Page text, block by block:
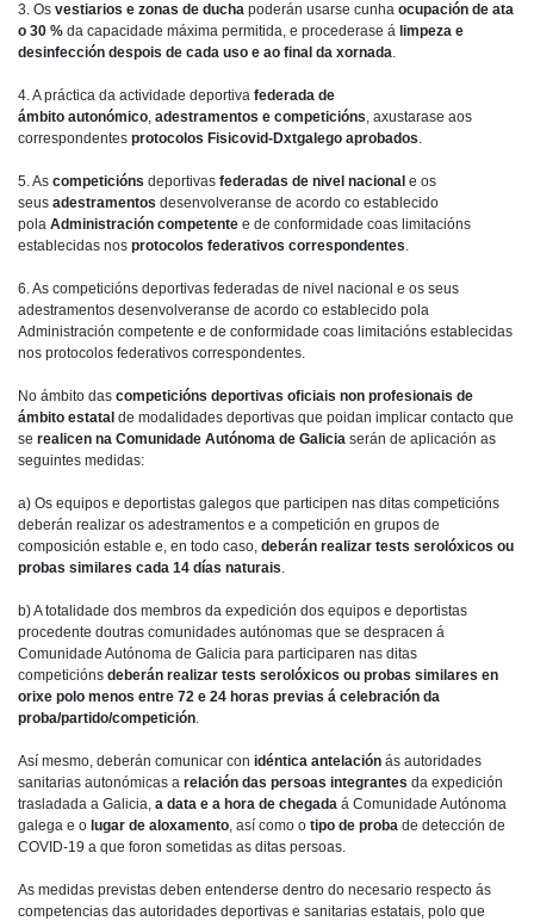
3. Os vestiarios e zonas de ducha poderán usarse cunha ocupación de ata
o 30 % da capacidade máxima permitida, e procederase á limpeza e
desinfección despois de cada uso e ao final da xornada.
4. A práctica da actividade deportiva federada de
ámbito autonómico, adestramentos e competicións, axustarase aos
correspondentes protocolos Fisicovid-Dxtgalego aprobados.
5. As competicións deportivas federadas de nivel nacional e os
seus adestramentos desenvolveranse de acordo co establecido
pola Administración competente e de conformidade coas limitacións
establecidas nos protocolos federativos correspondentes.
6. As competicións deportivas federadas de nivel nacional e os seus
adestramentos desenvolveranse de acordo co establecido pola
Administración competente e de conformidade coas limitacións establecidas
nos protocolos federativos correspondentes.
No ámbito das competicións deportivas oficiais non profesionais de
ámbito estatal de modalidades deportivas que poidan implicar contacto que
se realicen na Comunidade Autónoma de Galicia serán de aplicación as
seguintes medidas:
a) Os equipos e deportistas galegos que participen nas ditas competicións
deberán realizar os adestramentos e a competición en grupos de
composición estable e, en todo caso, deberán realizar tests serolóxicos ou
probas similares cada 14 días naturais.
b) A totalidade dos membros da expedición dos equipos e deportistas
procedente doutras comunidades autónomas que se despracen á
Comunidade Autónoma de Galicia para participaren nas ditas
competicións deberán realizar tests serolóxicos ou probas similares en
orixe polo menos entre 72 e 24 horas previas á celebración da
proba/partido/competición.
Así mesmo, deberán comunicar con idéntica antelación ás autoridades
sanitarias autonómicas a relación das persoas integrantes da expedición
trasladada a Galicia, a data e a hora de chegada á Comunidade Autónoma
galega e o lugar de aloxamento, así como o tipo de proba de detección de
COVID-19 a que foron sometidas as ditas persoas.
As medidas previstas deben entenderse dentro do necesario respecto ás
competencias das autoridades deportivas e sanitarias estatais, polo que